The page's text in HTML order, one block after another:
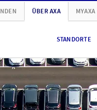
ÜBER AXA MYAXA
STANDORTE